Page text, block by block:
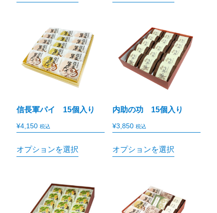
信長軍パイ 15個入り
¥4,150 税込
オプションを選択
内助の功 15個入り
¥3,850 税込
オプションを選択